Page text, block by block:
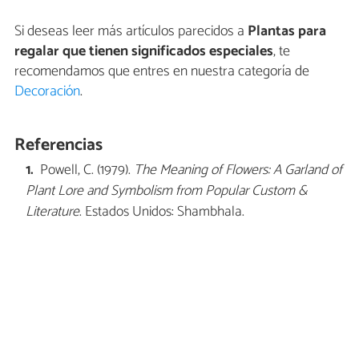
Si deseas leer más artículos parecidos a Plantas para
regalar que tienen significados especiales, te
recomendamos que entres en nuestra categoría de
Decoración.
Referencias
Powell, C. (1979). The Meaning of Flowers: A Garland of
Plant Lore and Symbolism from Popular Custom &
Literature. Estados Unidos: Shambhala.